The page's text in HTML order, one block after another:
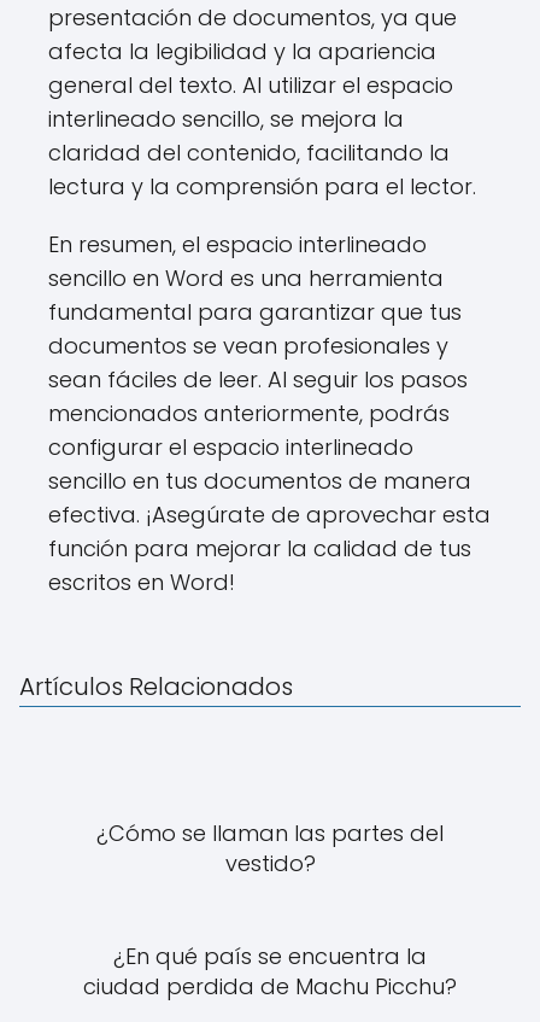
presentación de documentos, ya que
afecta la legibilidad y la apariencia
general del texto. Al utilizar el espacio
interlineado sencillo, se mejora la
claridad del contenido, facilitando la
lectura y la comprensión para el lector.
En resumen, el espacio interlineado
sencillo en Word es una herramienta
fundamental para garantizar que tus
documentos se vean profesionales y
sean fáciles de leer. Al seguir los pasos
mencionados anteriormente, podrás
configurar el espacio interlineado
sencillo en tus documentos de manera
efectiva. ¡Asegúrate de aprovechar esta
función para mejorar la calidad de tus
escritos en Word!
Artículos Relacionados
¿Cómo se llaman las partes del
vestido?
¿En qué país se encuentra la
ciudad perdida de Machu Picchu?